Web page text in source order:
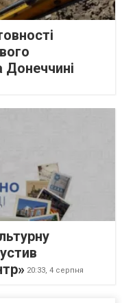
Донеччині
20:33, 4 серпня